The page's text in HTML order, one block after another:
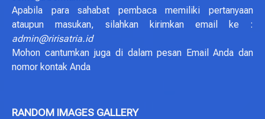
Apabila para sahabat pembaca memiliki pertanyaan
ataupun masukan, silahkan kirimkan email ke :
admin@ririsatria.id
Mohon cantumkan juga di dalam pesan Email Anda dan
nomor kontak Anda
RANDOM IMAGES GALLERY